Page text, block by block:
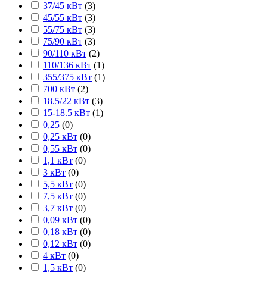
37/45 кВт (3)
45/55 кВт (3)
55/75 кВт (3)
75/90 кВт (3)
90/110 кВт (2)
110/136 кВт (1)
355/375 кВт (1)
700 кВт (2)
18.5/22 кВт (3)
15-18.5 кВт (1)
0,25 (0)
0,25 кВт (0)
0,55 кВт (0)
1,1 кВт (0)
3 кВт (0)
5,5 кВт (0)
7,5 кВт (0)
3,7 кВт (0)
0,09 кВт (0)
0,18 кВт (0)
0,12 кВт (0)
4 кВт (0)
1,5 кВт (0)